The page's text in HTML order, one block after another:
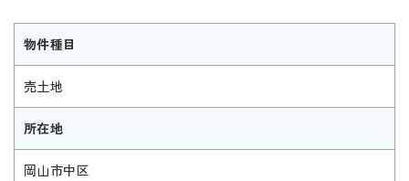
物件種目
売土地
所在地
岡山市中区